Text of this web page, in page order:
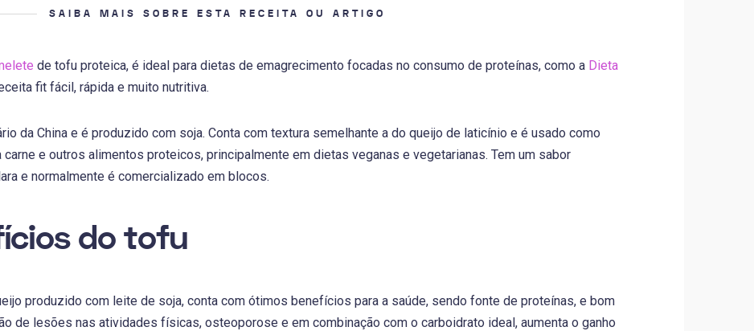
SAIBA MAIS SOBRE ESTA RECEITA OU ARTIGO
de tofu proteica, é ideal para dietas de emagrecimento focadas no consumo de proteínas, como a Dieta
fit fácil, rápida e muito nutritiva.
da China e é produzido com soja. Conta com textura semelhante a do queijo de laticínio e é usado como
carne e outros alimentos proteicos, principalmente em dietas veganas e vegetarianas. Tem um sabor
e normalmente é comercializado em blocos.
do tofu
produzido com leite de soja, conta com ótimos benefícios para a saúde, sendo fonte de proteínas, e bom
de lesões nas atividades físicas, osteoporose e em combinação com o carboidrato ideal, aumenta o ganho